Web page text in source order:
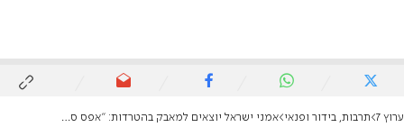
ערוץ 7 תרבות, בידור ופנאי אמני ישראל יוצאים למאבק בהטרדות: "אפס סובלנות כלפי פוגעים"